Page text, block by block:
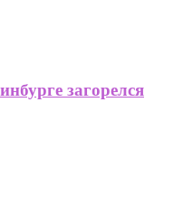
загорелся